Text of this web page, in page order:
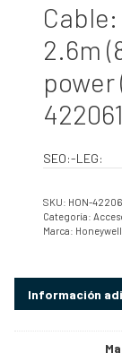
2.6m
power
SEO:-LEG:
SKU: HON-
Categoría:
Marca: Honeywell
Información